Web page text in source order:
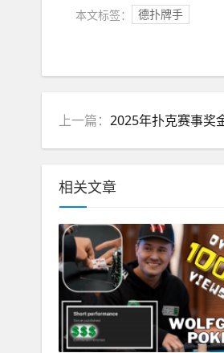
本文标签： 德扑牌手
上一篇： 2025年扑克赛事奖金榜前
相关文章